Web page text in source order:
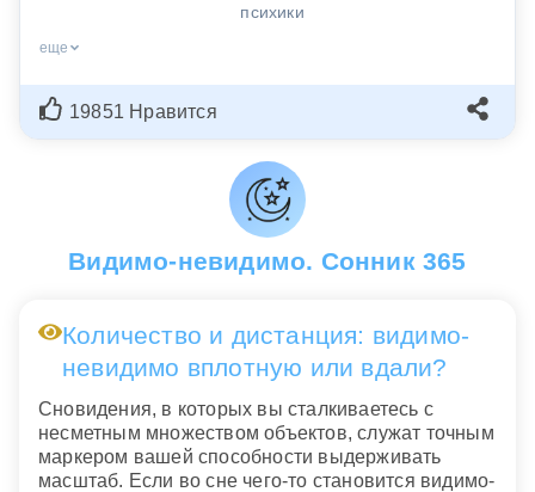
психики
еще
19851 Нравится
Видимо-невидимо. Сонник 365
Количество и дистанция: видимо-
невидимо вплотную или вдали?
Сновидения, в которых вы сталкиваетесь с
несметным множеством объектов, служат точным
маркером вашей способности выдерживать
масштаб. Если во сне чего-то становится видимо-